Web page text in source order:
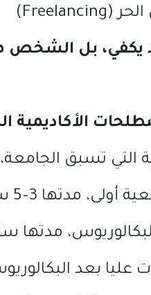
(Freelancing)
يكفي، بل الشخص
الأكاديمية
التي تسبق
أولى، مدتها
مدتها
بعد